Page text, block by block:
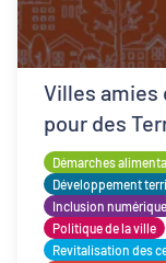
Villes amies des
pour des
(FATIS)
Démarches
Développement
Inclusion numérique
Politique de la ville
Revitalisation des